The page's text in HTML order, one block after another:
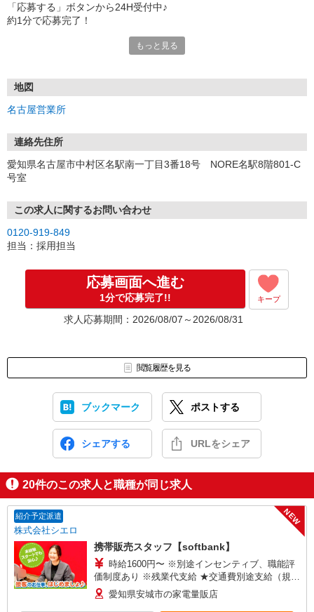
「応募する」ボタンから24H受付中♪
約1分で応募完了！
①応募から3営業日を目安に、メールorお電話でご連絡します。
★スマホでWEB面接（LINEなど）・出張面接・事務所面接と選べま
す
③面接実施（履歴書不要）
④勤務開始（スタート日は応相談）
お気軽にご応募ください♪
もっと見る
地図
名古屋営業所
連絡先住所
愛知県名古屋市中村区名駅南一丁目3番18号 NORE名駅8階801-C
号室
この求人に関するお問い合わせ
0120-919-849
担当：採用担当
応募画面へ進む
1分で応募完了!! キープ
求人応募期間：2026/08/07～2026/08/31
閲覧履歴を見る
ブックマーク ポストする
シェアする URLをシェア
20件のこの求人と職種が同じ求人
紹介予定派遣
株式会社シエロ
NEW
携帯販売スタッフ【softbank】
時給1600円〜 ※別途インセンティブ、職能評
価制度あり ※残業代支給 ★交通費別途支給（規定
あり） ゜+゜・。○。・゜+゜・。○。・゜+゜ 入
社祝い金10万円支給(規定有) お友達を紹介頂くと,
愛知県安城市の家電量販店